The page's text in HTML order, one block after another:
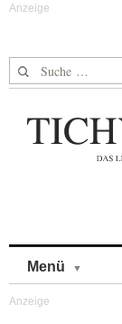
Suche nach:
Menü